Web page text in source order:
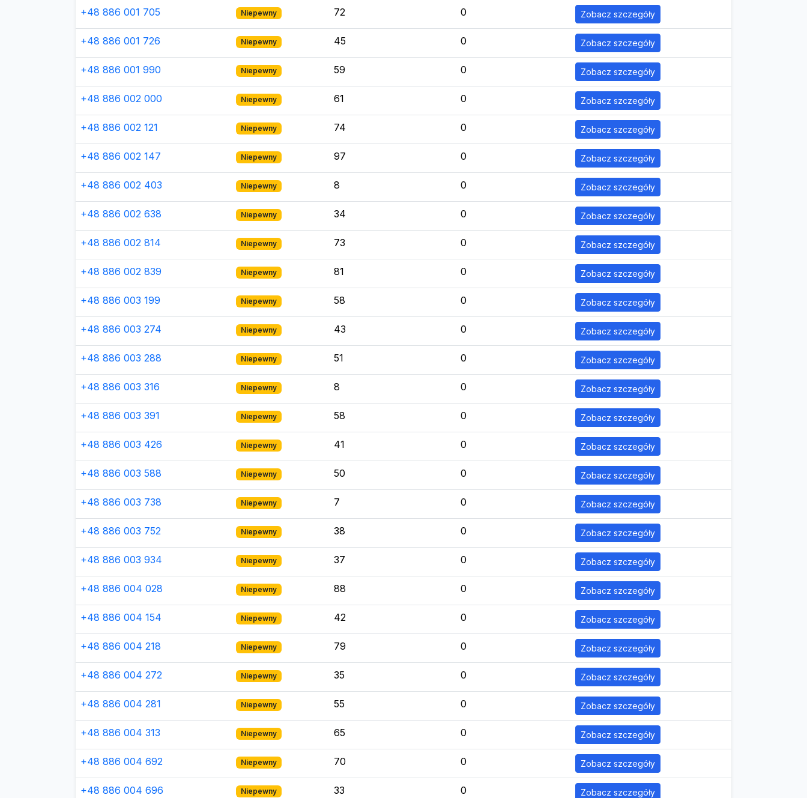
+48 886 001 705 Niepewny 72 0 Zobacz szczegóły
+48 886 001 726 Niepewny 45 0 Zobacz szczegóły
+48 886 001 990 Niepewny 59 0 Zobacz szczegóły
+48 886 002 000 Niepewny 61 0 Zobacz szczegóły
+48 886 002 121 Niepewny 74 0 Zobacz szczegóły
+48 886 002 147 Niepewny 97 0 Zobacz szczegóły
+48 886 002 403 Niepewny 8 0 Zobacz szczegóły
+48 886 002 638 Niepewny 34 0 Zobacz szczegóły
+48 886 002 814 Niepewny 73 0 Zobacz szczegóły
+48 886 002 839 Niepewny 81 0 Zobacz szczegóły
+48 886 003 199 Niepewny 58 0 Zobacz szczegóły
+48 886 003 274 Niepewny 43 0 Zobacz szczegóły
+48 886 003 288 Niepewny 51 0 Zobacz szczegóły
+48 886 003 316 Niepewny 8 0 Zobacz szczegóły
+48 886 003 391 Niepewny 58 0 Zobacz szczegóły
+48 886 003 426 Niepewny 41 0 Zobacz szczegóły
+48 886 003 588 Niepewny 50 0 Zobacz szczegóły
+48 886 003 738 Niepewny 7 0 Zobacz szczegóły
+48 886 003 752 Niepewny 38 0 Zobacz szczegóły
+48 886 003 934 Niepewny 37 0 Zobacz szczegóły
+48 886 004 028 Niepewny 88 0 Zobacz szczegóły
+48 886 004 154 Niepewny 42 0 Zobacz szczegóły
+48 886 004 218 Niepewny 79 0 Zobacz szczegóły
+48 886 004 272 Niepewny 35 0 Zobacz szczegóły
+48 886 004 281 Niepewny 55 0 Zobacz szczegóły
+48 886 004 313 Niepewny 65 0 Zobacz szczegóły
+48 886 004 692 Niepewny 70 0 Zobacz szczegóły
+48 886 004 696 Niepewny 33 0 Zobacz szczegóły